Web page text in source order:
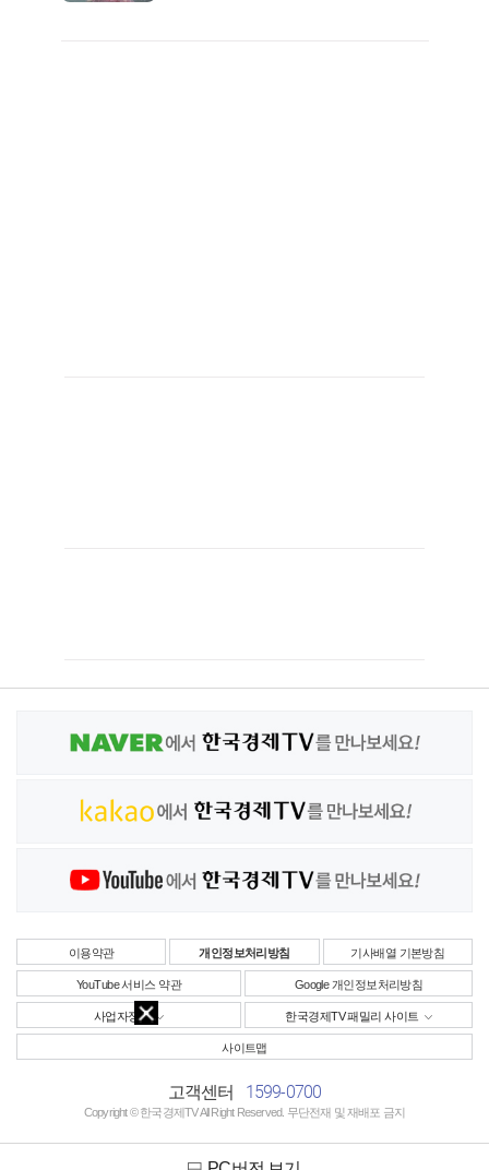
이용약관 개인정보처리방침 기사배열 기본방침
YouTube 서비스 약관 Google 개인정보처리방침
사업자정보 한국경제TV 패밀리 사이트
사이트맵
고객센터 1599-0700
Copyright © 한국경제TV All Right Reserved. 무단전재 및 재배포 금지